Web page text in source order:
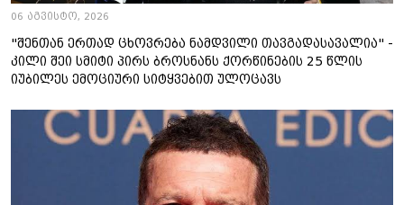
06 აგვისტო, 2026
"შენთან ერთად ცხოვრება ნამდვილი თავგადასავალია" -
კილი შეი სმიტი პირს ბროსნანს ქორწინების 25 წლის
იუბილეს ემოციური სიტყვებით ულოცავს